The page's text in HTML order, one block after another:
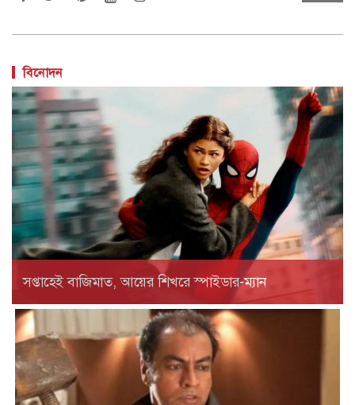
বিনোদন
সপ্তাহেই বাজিমাত, আয়ের শিখরে স্পাইডার-ম্যান